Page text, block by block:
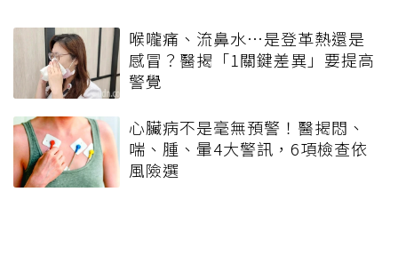
喉嚨痛、流鼻水⋯是登革熱還是
感冒？醫揭「1關鍵差異」要提高
警覺
心臟病不是毫無預警！醫揭悶、
喘、腫、暈4大警訊，6項檢查依
風險選